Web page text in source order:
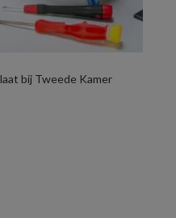
bij Tweede Kamer